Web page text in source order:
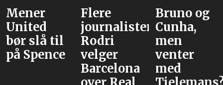
slå til
Flere
journalister:
Rodri
velger
Barcelona
over Real
Bruno og
Cunha,
men
venter
med
Tielemans?